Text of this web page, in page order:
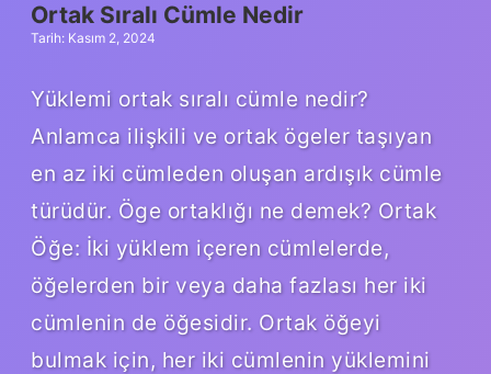
Ortak Sıralı Cümle Nedir
Tarih: Kasım 2, 2024
Yüklemi ortak sıralı cümle nedir?
Anlamca ilişkili ve ortak ögeler taşıyan
en az iki cümleden oluşan ardışık cümle
türüdür. Öge ortaklığı ne demek? Ortak
Öğe: İki yüklem içeren cümlelerde,
öğelerden bir veya daha fazlası her iki
cümlenin de öğesidir. Ortak öğeyi
bulmak için, her iki cümlenin yüklemini